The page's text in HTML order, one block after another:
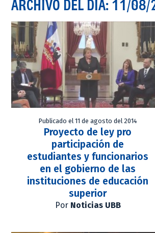
ARCHIVO DEL DÍA: 11/
Publicado el 11 de agosto del 2014
Proyecto de ley pro
participación de
estudiantes y funcionarios
en el gobierno de las
instituciones de educación
superior
Por Noticias UBB